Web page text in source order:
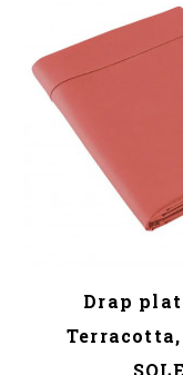
Drap
Terracotta,